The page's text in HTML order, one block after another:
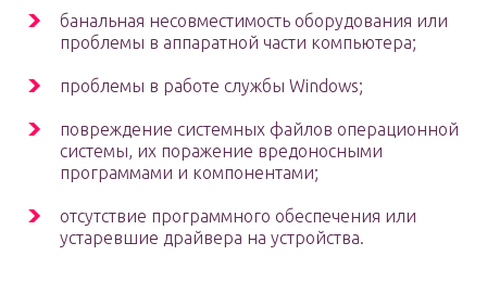
банальная несовместимость оборудования или
проблемы в аппаратной части компьютера;
проблемы в работе службы Windows;
повреждение системных файлов операционной
системы, их поражение вредоносными
программами и компонентами;
отсутствие программного обеспечения или
устаревшие драйвера на устройства.